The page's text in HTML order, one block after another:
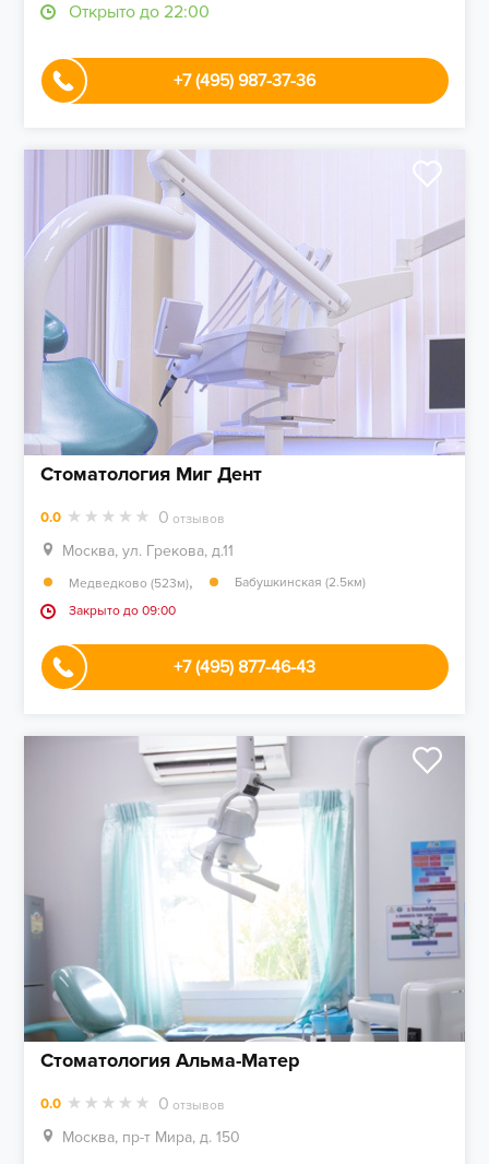
Открыто до 22:00
+7 (495) 987-37-36
Стоматология Миг Дент
0.0 0 отзывов
Москва, ул. Грекова, д.11
Медведково (523м),
Бабушкинская (2.5км)
Закрыто до 09:00
+7 (495) 877-46-43
Стоматология Альма-Матер
0.0 0 отзывов
Москва, пр-т Мира, д. 150